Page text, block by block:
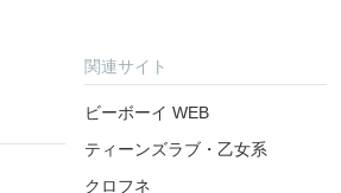
関連サイト
ビーボーイ WEB
ティーンズラブ・乙女系
クロフネ